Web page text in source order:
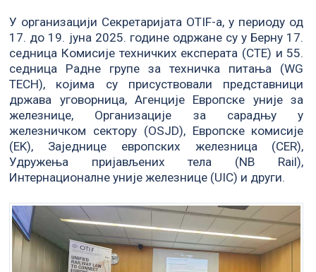
У организацији Секретаријата OTIF-a, у периоду од
17. до 19. јуна 2025. године одржане су у Берну 17.
седница Комисије техничких експерата (СТЕ) и 55.
седница Радне групе за техничка питања (WG
TECH), којима су присуствовали представници
држава уговорница, Агенције Европске уније за
железнице, Организације за сарадњу у
железничком сектору (OSJD), Европске комисије
(EK), Заједнице европских железница (CER),
Удружења пријављених тела (NB Rail),
Интернационалне уније железнице (UIC) и други.